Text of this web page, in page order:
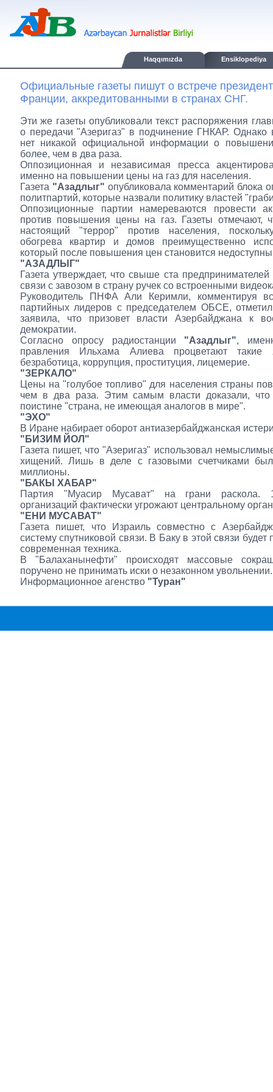
Haqqımızda Ensiklopediya
Официальные газеты пишут о встрече
Франции, аккредитованными в странах СНГ.
Эти же газеты опубликовали текст распоряжения
о передачи "Азеригаз" в подчинение ГНКАР. Однако
нет никакой официальной информации о
более, чем в два раза.
Оппозиционная и независимая пресса
именно на повышении цены на газ для населения.
Газета "Азадлыг" опубликовала комментарий блока
политпартий, которые назвали политику властей
Оппозиционные партии намереваются провести
против повышения цены на газ. Газеты отмечают,
настоящий "террор" против населения,
обогрева квартир и домов преимущественно
который после повышения цен становится
"АЗАДЛЫГ"
Газета утверждает, что свыше ста
связи с завозом в страну ручек со встроенными
Руководитель ПНФА Али Керимли, комментируя
партийных лидеров с председателем ОБСЕ,
заявила, что призовет власти Азербайджана к
демократии.
Согласно опросу радиостанции "Азадлыг",
правления Ильхама Алиева процветают такие
безработица, коррупция, проституция, лицемерие.
"ЗЕРКАЛО"
Цены на "голубое топливо" для населения страны
чем в два раза. Этим самым власти доказали, что
поистине "страна, не имеющая аналогов в мире".
"ЭХО"
В Иране набирает оборот антиазербайджанская
"БИЗИМ ЙОЛ"
Газета пишет, что "Азеригаз" использовал
хищений. Лишь в деле с газовыми счетчиками
миллионы.
"БАКЫ ХАБАР"
Партия "Муасир Мусават" на грани раскола.
организаций фактически угрожают центральному
"ЕНИ МУСАВАТ"
Газета пишет, что Израиль совместно с
систему спутниковой связи. В Баку в этой связи будет
современная техника.
В "Балаханынефти" происходят массовые
поручено не принимать иски о незаконном увольнении.
Информационное агенство "Туран"